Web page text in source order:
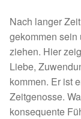
Januar
Spenden
Juli bis
Nach langer
gekommen sein
ziehen. Hier
Liebe,
kommen. Er ist
Zeitgenosse.
konsequente